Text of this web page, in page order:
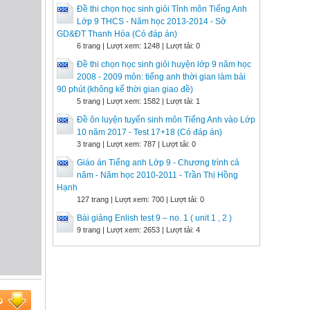
Đề thi chọn học sinh giỏi Tỉnh môn Tiếng Anh
Lớp 9 THCS - Năm học 2013-2014 - Sở
GD&ĐT Thanh Hóa (Có đáp án)
6 trang | Lượt xem: 1248 | Lượt tải: 0
Đề thi chọn học sinh giỏi huyện lớp 9 năm học
2008 - 2009 môn: tiếng anh thời gian làm bài
90 phút (không kể thời gian giao đề)
5 trang | Lượt xem: 1582 | Lượt tải: 1
Đề ôn luyện tuyển sinh môn Tiếng Anh vào Lớp
10 năm 2017 - Test 17+18 (Có đáp án)
3 trang | Lượt xem: 787 | Lượt tải: 0
Giáo án Tiếng anh Lớp 9 - Chương trình cả
năm - Năm học 2010-2011 - Trần Thị Hồng
Hạnh
127 trang | Lượt xem: 700 | Lượt tải: 0
Bài giảng Enlish test 9 – no. 1 ( unit 1 , 2 )
9 trang | Lượt xem: 2653 | Lượt tải: 4